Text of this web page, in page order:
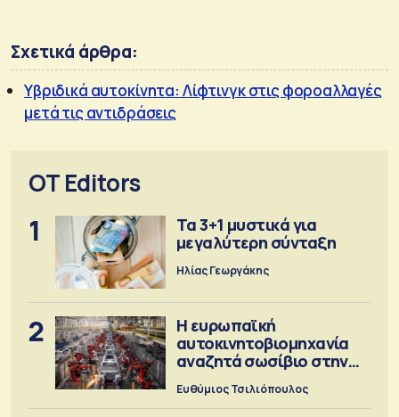
Σχετικά άρθρα:
Υβριδικά αυτοκίνητα: Λίφτινγκ στις φοροαλλαγές
μετά τις αντιδράσεις
OT Editors
1
Τα 3+1 μυστικά για
μεγαλύτερη σύνταξη
Ηλίας Γεωργάκης
2
Η ευρωπαϊκή
αυτοκινητοβιομηχανία
αναζητά σωσίβιο στην
Κίνα
Ευθύμιος Τσιλιόπουλος